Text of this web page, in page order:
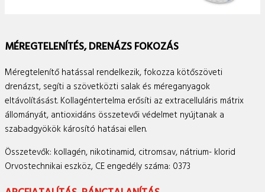
MÉREGTELENÍTÉS, DRENÁZS FOKOZÁS
Méregtelenítő hatással rendelkezik, fokozza kötőszöveti
drenázst, segíti a szövetközti salak és méreganyagok
eltávolításást. Kollagéntertelma erősíti az extracelluláris mátrix
állományát, antioxidáns összetevői védelmet nyújtanak a
szabadgyökök károsító hatásai ellen.
Összetevők: kollagén, nikotinamid, citromsav, nátrium- klorid
Orvostechnikai eszköz, CE engedély száma: 0373